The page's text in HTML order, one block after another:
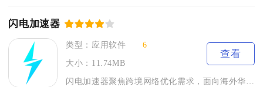
闪电加速器
类型：应用软件
6
大小：11.74MB
查看
闪电加速器聚焦跨境网络优化需求，面向海外华人、跨境从业者、外...